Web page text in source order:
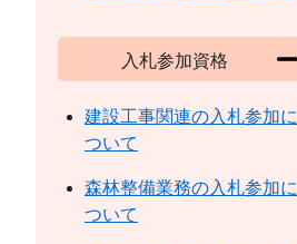
入札参加資格
建設工事関連の入札参加に
ついて
森林整備業務の入札参加に
ついて